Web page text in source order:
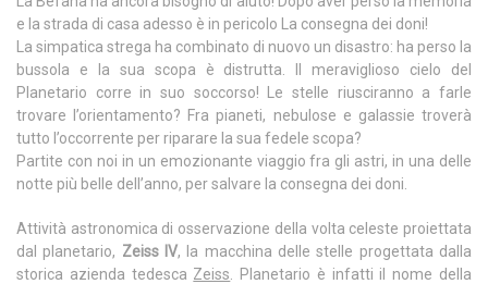
e la strada di casa adesso è in pericolo La consegna dei doni!
La simpatica strega ha combinato di nuovo un disastro: ha perso la
bussola e la sua scopa è distrutta. Il meraviglioso cielo del
Planetario corre in suo soccorso! Le stelle riusciranno a farle
trovare l’orientamento? Fra pianeti, nebulose e galassie troverà
tutto l’occorrente per riparare la sua fedele scopa?
Partite con noi in un emozionante viaggio fra gli astri, in una delle
notte più belle dell’anno, per salvare la consegna dei doni.
Attività astronomica di osservazione della volta celeste proiettata
dal planetario, Zeiss IV, la macchina delle stelle progettata dalla
storica azienda tedesca Zeiss . Planetario è infatti il nome della